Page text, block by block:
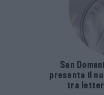
San
presenta il
tra